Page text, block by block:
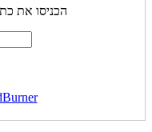
הכניסו את